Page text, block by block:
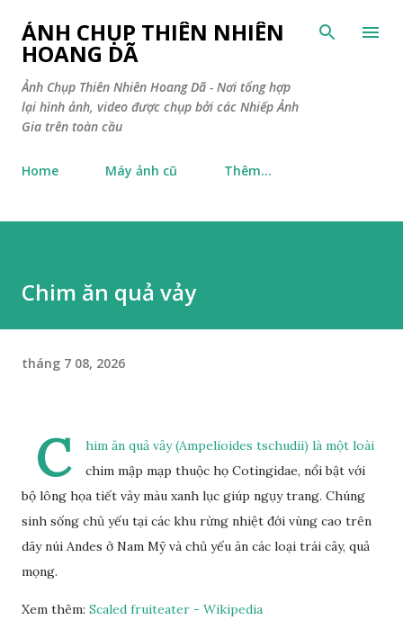
Chuyển đến nội dung chính
ẢNH CHỤP THIÊN NHIÊN
HOANG DÃ
Ảnh Chụp Thiên Nhiên Hoang Dã - Nơi tổng hợp
lại hình ảnh, video được chụp bởi các Nhiếp Ảnh
Gia trên toàn cầu
Home Máy ảnh cũ Thêm…
Chim ăn quả vảy
tháng 7 08, 2026
C
him ăn quả vảy (Ampelioides tschudii) là một loài
chim mập mạp thuộc họ Cotingidae, nổi bật với
bộ lông họa tiết vảy màu xanh lục giúp ngụy trang. Chúng
sinh sống chủ yếu tại các khu rừng nhiệt đới vùng cao trên
dãy núi Andes ở Nam Mỹ và chủ yếu ăn các loại trái cây, quả
mọng.
Xem thêm: Scaled fruiteater - Wikipedia